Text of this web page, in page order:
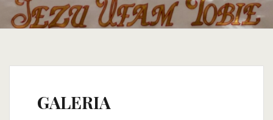
GALERIA